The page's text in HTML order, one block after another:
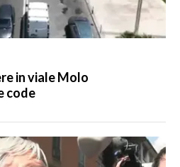
in viale Molo
code